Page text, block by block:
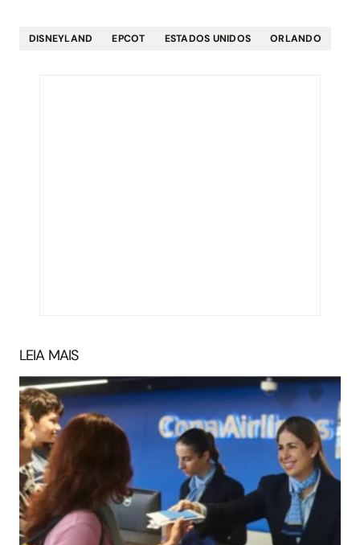
DISNEYLAND EPCOT ESTADOS UNIDOS ORLANDO
LEIA MAIS